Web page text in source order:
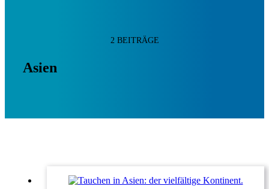
2 BEITRÄGE
Asien